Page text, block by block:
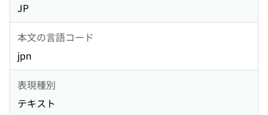
JP
本文の言語コード
jpn
表現種別
テキスト